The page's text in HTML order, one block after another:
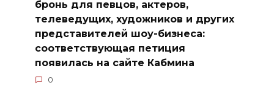
бронь для певцов, актеров,
телеведущих, художников и других
представителей шоу-бизнеса:
соответствующая петиция
появилась на сайте Кабмина
0